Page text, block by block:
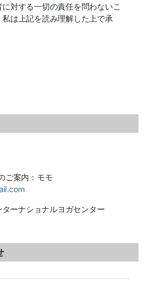
対する一切の責任を問わないこ
は上記を読み理解した上で承
ご案内：モモ
ターナショナルヨガセンター